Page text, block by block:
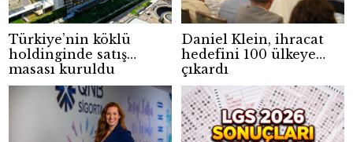
Türkiye’nin köklü
holdinginde satış
masası kuruldu
Daniel Klein, ihracat
hedefini 100 ülkeye
çıkardı